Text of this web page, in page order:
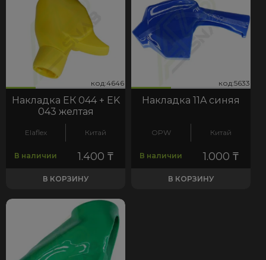
код:4646 код:4646
Накладка ЕК 044 + EK
043 желтая
Elaflex Китай
В наличии 1.400 ₸
В КОРЗИНУ
код:5633 код:5633
Накладка 11A синяя
OPW Китай
В наличии 1.000₸
В КОРЗИНУ